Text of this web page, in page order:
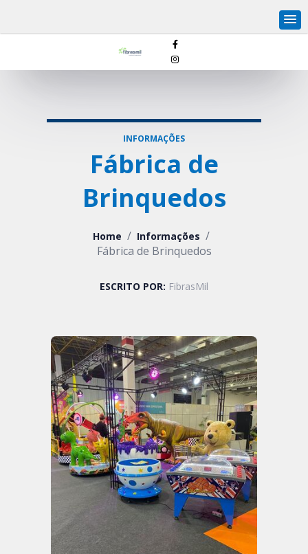
INFORMAÇÕES
Fábrica de
Brinquedos
Home / Informações /
Fábrica de Brinquedos
ESCRITO POR: FibrasMil